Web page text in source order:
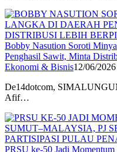
Bobby Nasution Soroti
Penghasil Sawit, Minta
Ekonomi & Bisnis12/06/2026
De14dotcom,
Afif…
PRSU ke-50 Jadi